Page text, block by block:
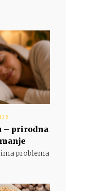
– prirodna
ima problema